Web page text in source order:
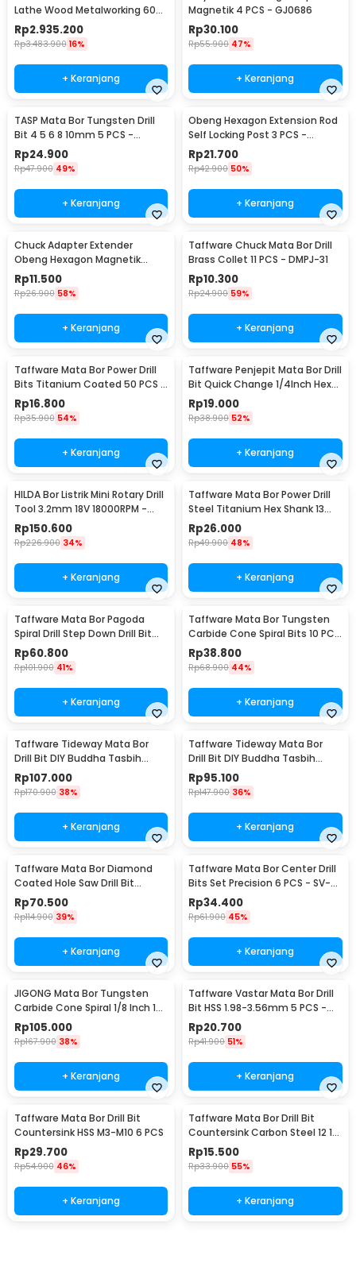
Lathe Wood Metalworking 60W
- TZ20002MG
Rp2.935.200
Rp3.483.900 16%
+ Keranjang
Magnetik 4 PCS - GJ0686
Rp30.100
Rp55.900 47%
+ Keranjang
TASP Mata Bor Tungsten Drill
Bit 4 5 6 8 10mm 5 PCS -
MGDK002
Rp24.900
Rp47.900 49%
+ Keranjang
Obeng Hexagon Extension Rod
Self Locking Post 3 PCS -
HT43401-3P
Rp21.700
Rp42.900 50%
+ Keranjang
Chuck Adapter Extender
Obeng Hexagon Magnetik
Shank 1/4 Inch
Rp11.500
Rp26.900 58%
+ Keranjang
Taffware Chuck Mata Bor Drill
Brass Collet 11 PCS - DMPJ-31
Rp10.300
Rp24.900 59%
+ Keranjang
Taffware Mata Bor Power Drill
Bits Titanium Coated 50 PCS -
DW1361
Rp16.800
Rp35.900 54%
+ Keranjang
Taffware Penjepit Mata Bor Drill
Bit Quick Change 1/4Inch Hex
Shank - 2054A
Rp19.000
Rp38.900 52%
+ Keranjang
HILDA Bor Listrik Mini Rotary Drill
Tool 3.2mm 18V 18000RPM -
JD5202
Rp150.600
Rp226.900 34%
+ Keranjang
Taffware Mata Bor Power Drill
Steel Titanium Hex Shank 13
PCS - SV-VDB13
Rp26.000
Rp49.900 48%
+ Keranjang
Taffware Mata Bor Pagoda
Spiral Drill Step Down Drill Bit
Tipe 2 5 PCS - BIHH463A
Rp60.800
Rp101.900 41%
+ Keranjang
Taffware Mata Bor Tungsten
Carbide Cone Spiral Bits 10 PCS
- GJ0106
Rp38.800
Rp68.900 44%
+ Keranjang
Taffware Tideway Mata Bor
Drill Bit DIY Buddha Tasbih
Beads 2mm 2 PCS 8mm
Rp107.000
Rp170.900 38%
+ Keranjang
Taffware Tideway Mata Bor
Drill Bit DIY Buddha Tasbih
Beads 2mm 2 PCS 12mm
Rp95.100
Rp147.900 36%
+ Keranjang
Taffware Mata Bor Diamond
Coated Hole Saw Drill Bit
6mm-50mm 15 PCS - GJ0105
Rp70.500
Rp114.900 39%
+ Keranjang
Taffware Mata Bor Center Drill
Bits Set Precision 6 PCS - SV-
VDB25
Rp34.400
Rp61.900 45%
+ Keranjang
JIGONG Mata Bor Tungsten
Carbide Cone Spiral 1/8 Inch 10
PCS - JG8
Rp105.000
Rp167.900 38%
+ Keranjang
Taffware Vastar Mata Bor Drill
Bit HSS 1.98-3.56mm 5 PCS -
SV-VDB26
Rp20.700
Rp41.900 51%
+ Keranjang
Taffware Mata Bor Drill Bit
Countersink HSS M3-M10 6 PCS
Rp29.700
Rp54.900 46%
+ Keranjang
Taffware Mata Bor Drill Bit
Countersink Carbon Steel 12 16
19mm 3 PCS
Rp15.500
Rp33.900 55%
+ Keranjang